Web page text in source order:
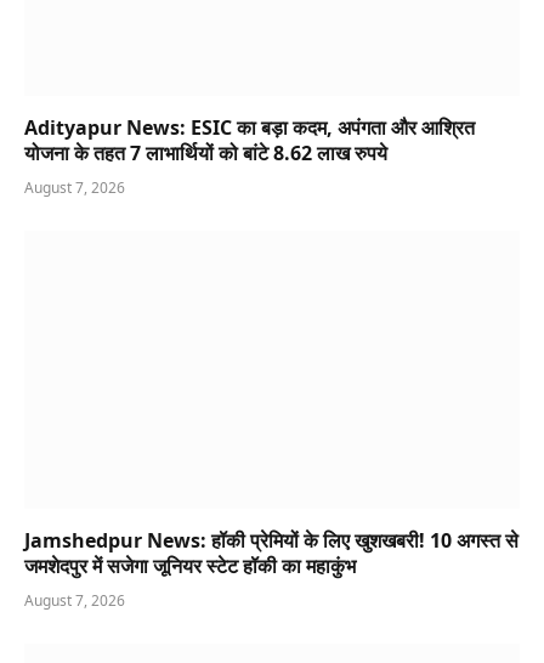
Adityapur News: ESIC का बड़ा कदम, अपंगता और आश्रित
योजना के तहत 7 लाभार्थियों को बांटे 8.62 लाख रुपये
August 7, 2026
Jamshedpur News: हॉकी प्रेमियों के लिए खुशखबरी! 10 अगस्त से
जमशेदपुर में सजेगा जूनियर स्टेट हॉकी का महाकुंभ
August 7, 2026